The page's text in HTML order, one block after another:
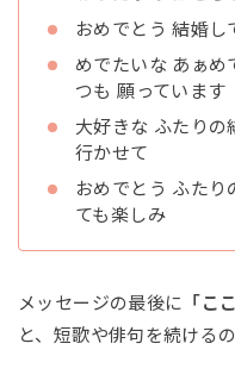
おめでとう 結婚し
めでたいな あぁめ
つも 願っています
大好きな ふたりの
行かせて
おめでとう ふたり
ても楽しみ
メッセージの最後に 「こ
と、短歌や俳句を続ける